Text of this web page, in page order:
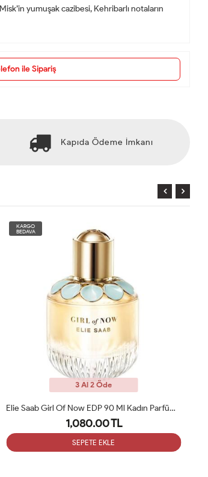
yumuşak cazibesi, Kehribarlı notaların
ile Sipariş
Kapıda Ödeme İmkanı
KARGO
BEDAVA
3 Al 2 Öde
Chanel Coco Noir Edp 100ml Bayan Tester Parfüm
1,050.00 TL
SEPETE EKLE